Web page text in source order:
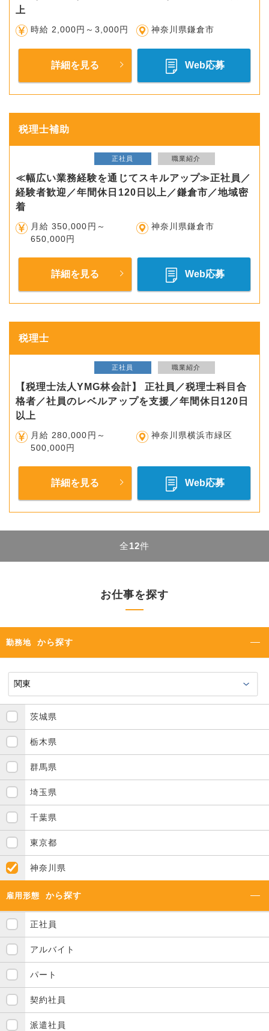
上
時給 2,000円～3,000円 神奈川県鎌倉市
詳細を見る Web応募
税理士補助
正社員 職業紹介
≪幅広い業務経験を通じてスキルアップ≫正社員／
経験者歓迎／年間休日120日以上／鎌倉市／地域密
着
月給 350,000円～
650,000円
神奈川県鎌倉市
詳細を見る Web応募
税理士
正社員 職業紹介
【税理士法人YMG林会計】 正社員／税理士科目合
格者／社員のレベルアップを支援／年間休日120日
以上
月給 280,000円～
500,000円
神奈川県横浜市緑区
詳細を見る Web応募
全12件
お仕事を探す
勤務地 から探す
茨城県
栃木県
群馬県
埼玉県
千葉県
東京都
神奈川県
雇用形態 から探す
正社員
アルバイト
パート
契約社員
派遣社員